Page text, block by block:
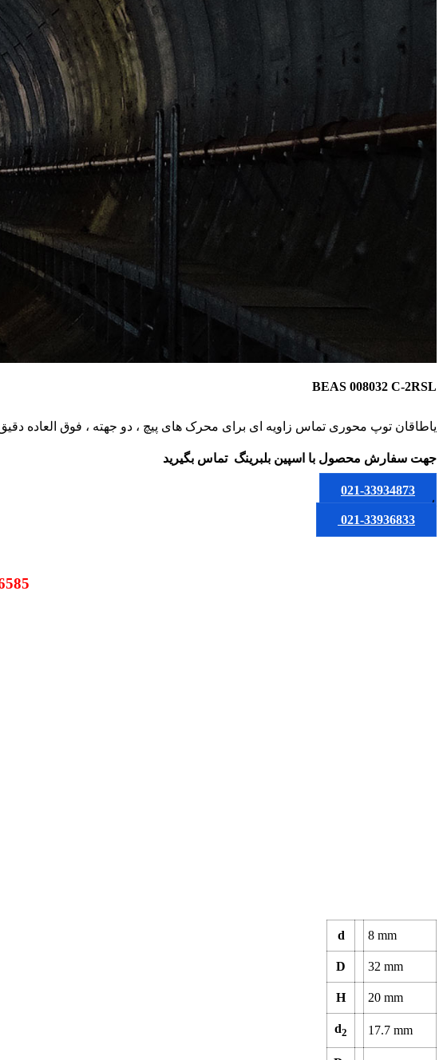
BEAS 008032 C-2RSL
یاطاقان توپ محوری تماس زاویه ای برای محرک های پیچ ، دو جهته ، فوق العاده
جهت سفارش محصول با اسپین بلبرینگ تماس بگیرید
021-33934873
یا
021-33936833
d 8 mm
D 32 mm
H 20 mm
d2 17.7 mm